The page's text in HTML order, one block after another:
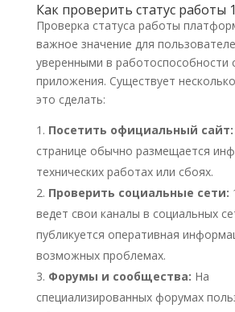
Как проверить статус работы
Проверка статуса работы
важное значение для
уверенными в работоспособности
приложения. Существует
это сделать:
Посетить официальный сайт:
странице обычно размещается
технических работах или сбоях.
Проверить социальные сети:
ведет свои каналы в социальных
публикуется оперативная
возможных проблемах.
Форумы и сообщества: На
специализированных форумах